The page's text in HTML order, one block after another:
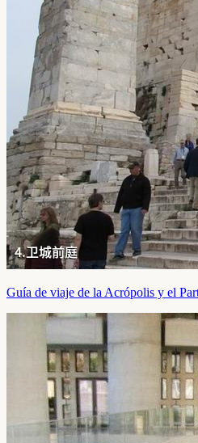
Guía de viaje de la Acrópolis y el